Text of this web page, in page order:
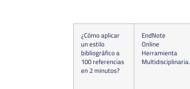
¿Cómo aplicar
un estilo
bibliográfico a
100 referencias
en 2 minutos?
EndNote
Online
Herramienta
Multidisciplinaria.